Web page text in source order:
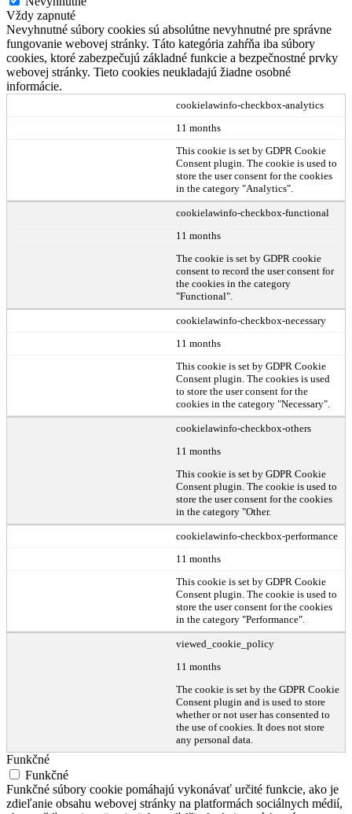
Vždy zapnuté
Nevyhnutné súbory cookies sú absolútne nevyhnutné pre správne
fungovanie webovej stránky. Táto kategória zahŕňa iba súbory
cookies, ktoré zabezpečujú základné funkcie a bezpečnostné prvky
webovej stránky. Tieto cookies neukladajú žiadne osobné
informácie.
cookielawinfo-checkbox-analytics
11 months
This cookie is set by GDPR Cookie
Consent plugin. The cookie is used to
store the user consent for the cookies
in the category "Analytics".
cookielawinfo-checkbox-functional
11 months
The cookie is set by GDPR cookie
consent to record the user consent for
the cookies in the category
"Functional".
cookielawinfo-checkbox-necessary
11 months
This cookie is set by GDPR Cookie
Consent plugin. The cookies is used
to store the user consent for the
cookies in the category "Necessary".
cookielawinfo-checkbox-others
11 months
This cookie is set by GDPR Cookie
Consent plugin. The cookie is used to
store the user consent for the cookies
in the category "Other.
cookielawinfo-checkbox-performance
11 months
This cookie is set by GDPR Cookie
Consent plugin. The cookie is used to
store the user consent for the cookies
in the category "Performance".
viewed_cookie_policy
11 months
The cookie is set by the GDPR Cookie
Consent plugin and is used to store
whether or not user has consented to
the use of cookies. It does not store
any personal data.
Funkčné
Funkčné
Funkčné súbory cookie pomáhajú vykonávať určité funkcie, ako je
zdieľanie obsahu webovej stránky na platformách sociálnych médií,